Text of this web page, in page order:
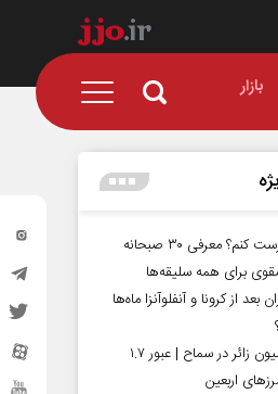
بازار
صبحانه چی درست کنم؟ معرفی ۳۰ صبحانه
برای همه سلیقه‌ها
بعد از کرونا و آنفلوآنزا ماه‌ها
ثبت‌نام ۲.۵ میلیون زائر در سماح | عبور ۱.۷
اربعین